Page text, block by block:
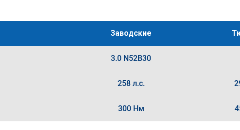
Заводские
3.0 N52B30
258 л.с.
300 Нм